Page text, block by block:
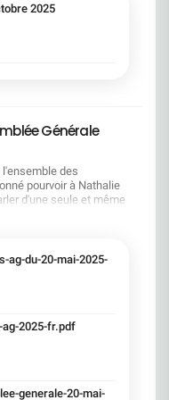
2025
Générale
l'ensemble des
pourvoir à Nathalie
d'une seule et même
s'est ouverte avec 4
en 2024 de tous les
premier trimestre 2025
Général, Slawomir
simple et intégrée. Etre
une banque rentable. Le
ag-du-20-mai-2025-
2025-fr.pdf
generale-20-mai-